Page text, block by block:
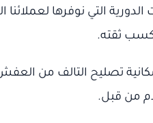
التي نوفرها لعملائنا
ثقته.
تصليح التالف من العفش
من قبل.